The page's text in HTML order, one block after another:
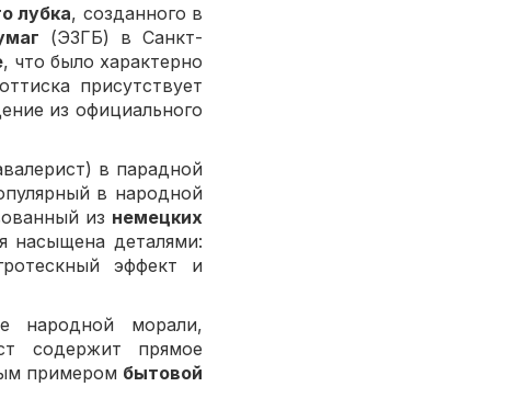
лубка, созданного в
(ЭЗГБ) в Санкт-
, что было характерно
присутствует
из официального
в парадной
в народной
из немецких
насыщена деталями:
эффект и
народной морали,
содержит прямое
примером бытовой